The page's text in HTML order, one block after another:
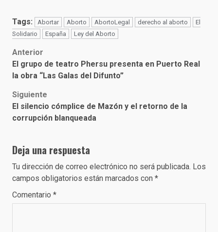
Tags: Abortar Aborto AbortoLegal derecho al aborto
El
Solidario
España Ley del Aborto
Post
navigation
Anterior
El grupo de teatro Phersu presenta en Puerto Real
la obra “Las Galas del Difunto”
Siguiente
El silencio cómplice de Mazón y el retorno de la
corrupción blanqueada
Deja una respuesta
Tu dirección de correo electrónico no será publicada. Los
campos obligatorios están marcados con *
Comentario *